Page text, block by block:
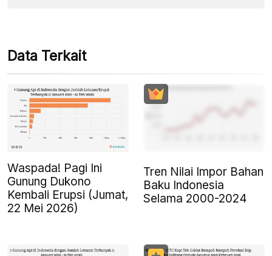
Data Terkait
Waspada! Pagi Ini
Gunung Dukono
Kembali Erupsi (Jumat,
22 Mei 2026)
Tren Nilai Impor Bahan
Baku Indonesia
Selama 2000-2024